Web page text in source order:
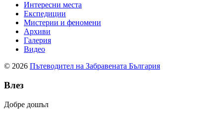
Интересни места
Експедиции
Мистерии и феномени
Архиви
Галерия
Видео
© 2026 Пътеводител на Забравената България
Влез
Добре дошъл